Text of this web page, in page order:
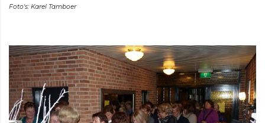
Foto's: Karel Tamboer